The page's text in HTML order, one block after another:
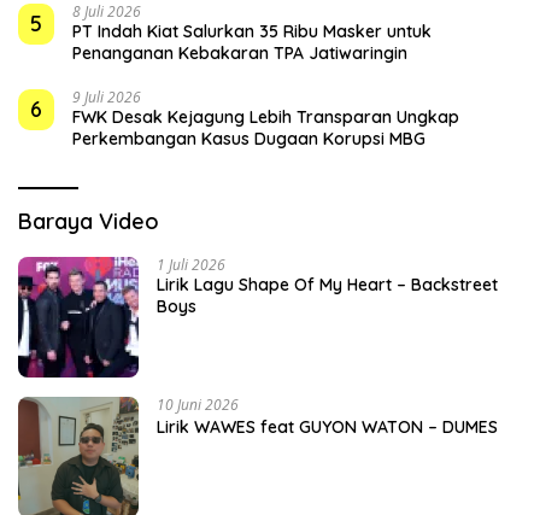
5 8 Juli 2026
PT Indah Kiat Salurkan 35 Ribu Masker untuk
Penanganan Kebakaran TPA Jatiwaringin
6 9 Juli 2026
FWK Desak Kejagung Lebih Transparan Ungkap
Perkembangan Kasus Dugaan Korupsi MBG
Baraya Video
1 Juli 2026
Lirik Lagu Shape Of My Heart – Backstreet
Boys
10 Juni 2026
Lirik WAWES feat GUYON WATON – DUMES